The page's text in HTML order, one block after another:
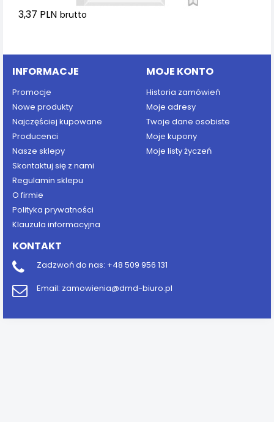
3,37 PLN brutto
INFORMACJE
Promocje
Nowe produkty
Najczęściej kupowane
Producenci
Nasze sklepy
Skontaktuj się z nami
Regulamin sklepu
O firmie
Polityka prywatności
Klauzula informacyjna
MOJE KONTO
Historia zamówień
Moje adresy
Twoje dane osobiste
Moje kupony
Moje listy życzeń
KONTAKT
Zadzwoń do nas: +48 509 956 131
Email: zamowienia@dmd-biuro.pl